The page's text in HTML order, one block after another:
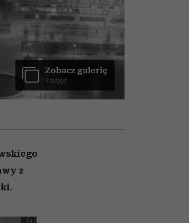
Zobacz galerię
7 zdjęć
z